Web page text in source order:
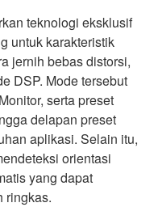
teknologi eksklusif
untuk karakteristik
jernih bebas distorsi,
DSP. Mode tersebut
serta preset
delapan preset
aplikasi. Selain itu,
orientasi
yang dapat
ringkas.